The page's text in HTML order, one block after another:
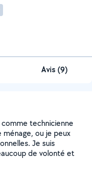
Avis (9)
technicienne
ou je peux
Je suis
de volonté et